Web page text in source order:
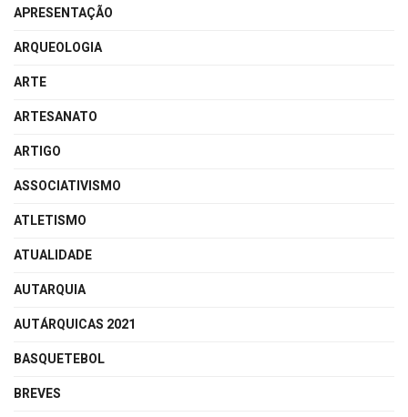
APRESENTAÇÃO
ARQUEOLOGIA
ARTE
ARTESANATO
ARTIGO
ASSOCIATIVISMO
ATLETISMO
ATUALIDADE
AUTARQUIA
AUTÁRQUICAS 2021
BASQUETEBOL
BREVES